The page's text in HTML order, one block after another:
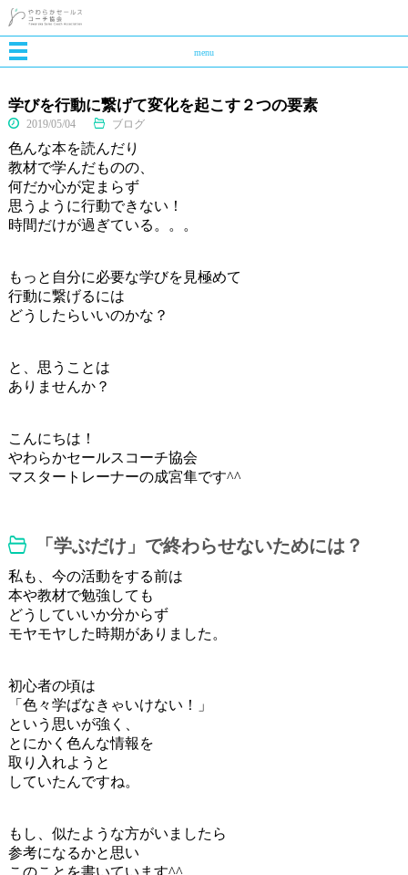
menu
学びを行動に繋げて変化を起こす２つの要素
2019/05/04 ブログ
色んな本を読んだり
教材で学んだものの、
何だか心が定まらず
思うように行動できない！
時間だけが過ぎている。。。
もっと自分に必要な学びを見極めて
行動に繋げるには
どうしたらいいのかな？
と、思うことは
ありませんか？
こんにちは！
やわらかセールスコーチ協会
マスタートレーナーの成宮隼です^^
「学ぶだけ」で終わらせないためには？
私も、今の活動をする前は
本や教材で勉強しても
どうしていいか分からず
モヤモヤした時期がありました。
初心者の頃は
「色々学ばなきゃいけない！」
という思いが強く、
とにかく色んな情報を
取り入れようと
していたんですね。
もし、似たような方がいましたら
参考になるかと思い
このことを書いています^^